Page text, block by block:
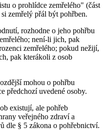
o prohlídce zemřelého" (část
zemřelý přál být pohřben.
rozhodne o jeho pohřbu
není-li jich, pak
zemřelého; pokud nežijí,
pak kterákoli z osob
mohou o pohřbu
předchozí uvedené osoby.
existují, ale pohřeb
veřejného zdraví a
dle § 5 zákona o pohřebnictví.